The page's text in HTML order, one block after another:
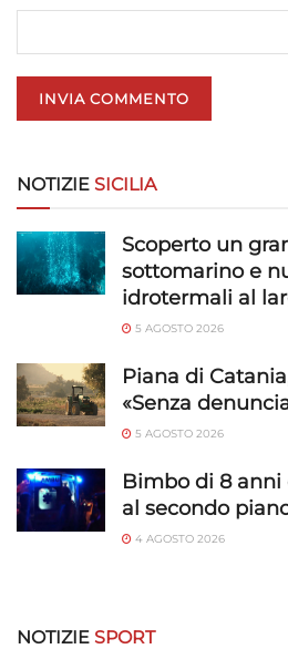
richieste attivamente.
rilevare frodi, correggere errori,
e presentare pubblicità e
privacy.
NOTIZIE SICILIA
Scoperto un
sottomarino e
idrotermali al
5 AGOSTO 2026
Piana di
«Senza
5 AGOSTO 2026
Bimbo di 8 anni
al secondo
4 AGOSTO 2026
NOTIZIE SPORT